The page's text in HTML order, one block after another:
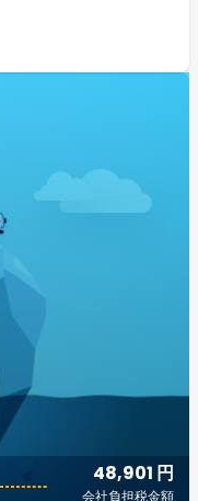
48,901 円
会社負担税金額